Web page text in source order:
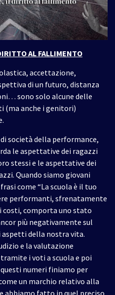
AL FALLIMENTO
accettazione,
di un futuro, distanza
sono solo alcune delle
(ma anche i genitori)
società della performance,
le aspettative dei ragazzi
stessi e le aspettative dei
Quando siamo giovani
come “La scuola è il tuo
performanti, sfrenatamente
comporta uno stato
più negativamente sul
della nostra vita.
e la valutazione
i voti a scuola e poi
numeri finiamo per
un marchio relativo alla